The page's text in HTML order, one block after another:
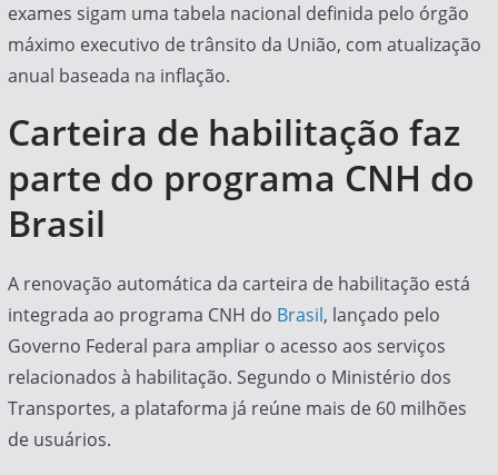
exames sigam uma tabela nacional definida pelo órgão
máximo executivo de trânsito da União, com atualização
anual baseada na inflação.
Carteira de habilitação faz
parte do programa CNH do
Brasil
A renovação automática da carteira de habilitação está
integrada ao programa CNH do Brasil, lançado pelo
Governo Federal para ampliar o acesso aos serviços
relacionados à habilitação. Segundo o Ministério dos
Transportes, a plataforma já reúne mais de 60 milhões
de usuários.